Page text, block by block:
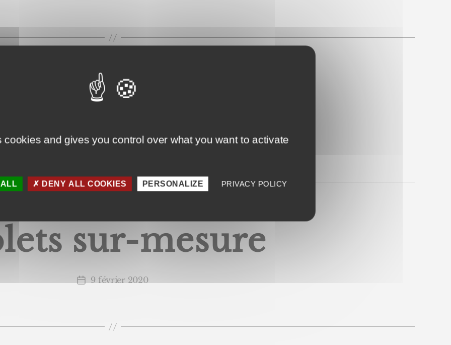
de garages
Date9 février 2020
sur-mesure
Date9 février 2020
cookies and gives you control over what you want to activate
DENY ALL COOKIES PERSONALIZE PRIVACY POLICY